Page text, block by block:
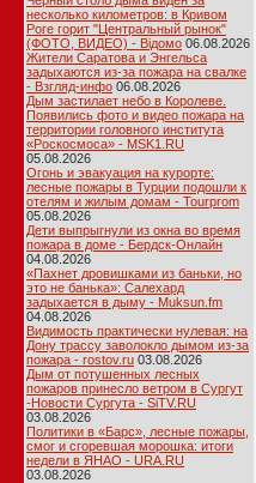
несколько километров: в Кривом
Роге горит "Центральный рынок"
(ФОТО, ВИДЕО) - Відомо 06.08.2026
Жители Саратова и Энгельса
задыхаются из-за пожара на свалке
- Взгляд-инфо 06.08.2026
Дым застилает небо в Королеве.
Появились фото и видео пожара на
территории головного института
«Роскосмоса» - MSK1.RU
05.08.2026
Огонь и эвакуация на курорте:
лесные пожары в Турции подошли к
отелям и жилым домам - Tourprom
05.08.2026
Дети выпрыгнули из окна во время
пожара в доме - Бердск-Онлайн
04.08.2026
«Пахнет дровишками из баньки, но
это не банька»: Салехард
задыхается в дыму - Muksun.fm
04.08.2026
Видимость практически нулевая: на
Дону трассу заволокло дымом из-за
пожара - rostov.ru 03.08.2026
Дым от потушенных лесных
пожаров принесло ветром в Сургут
-Новости Сургута - SiTV.RU
03.08.2026
Политики в «Барс», лесные пожары,
смог и сгоревшая морошка: итоги
недели в ЯНАО - URA.RU
03.08.2026